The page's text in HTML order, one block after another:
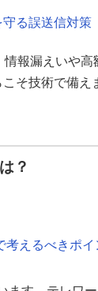
る誤送信対策
報漏えいや高
そ技術で備え
？
えるべきポイ